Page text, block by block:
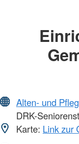
Alten- und
DRK-
Karte: Link zur